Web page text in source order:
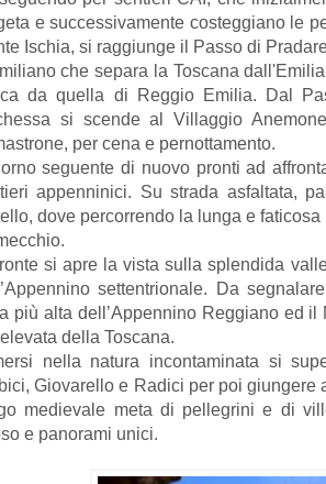
e successivamente costeggiano le
Ischia, si raggiunge il Passo di
che separa la Toscana
da quella di Reggio Emilia. Dal
si scende al Villaggio
per cena e pernottamento.
seguente di nuovo pronti ad
appenninici. Su strada asfaltata,
dove percorrendo la lunga e
si apre la vista sulla splendida
settentrionale. Da
più alta dell’Appennino Reggiano ed il
della Toscana.
nella natura incontaminata si
Giovarello e Radici per poi giungere
medievale meta di pellegrini e di
e panorami unici.